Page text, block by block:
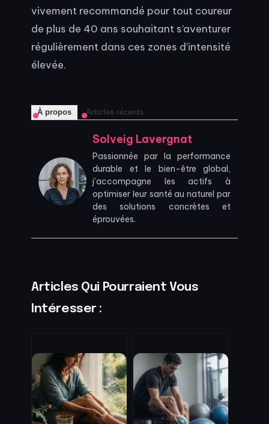
vivement recommandé pour tout coureur
de plus de 40 ans souhaitant s’aventurer
régulièrement dans ces zones d’intensité
élevée.
À propos Articles récents
Solveig Lavergnat
Passionnée par la performance
durable et le bien-être global,
j’accompagne les actifs à
optimiser leur santé au naturel par
des solutions concrètes et
éprouvées.
Articles Qui Pourraient Vous
Intéresser :